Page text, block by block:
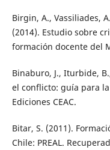
Birgin, A., Vassiliades,
(2014). Estudio sobre
formación docente del
Binaburo, J., Iturbide,
el conflicto: guía para
Ediciones CEAC.
Bitar, S. (2011).
Chile: PREAL.